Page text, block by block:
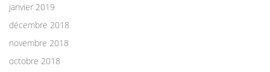
janvier 2019
décembre 2018
novembre 2018
octobre 2018